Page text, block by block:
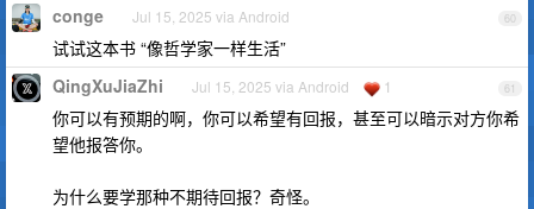
60
conge Jul 15, 2025 via Android
试试这本书 “像哲学家一样生活”
61
QingXuJiaZhi Jul 15, 2025 via Android 1
你可以有预期的啊，你可以希望有回报，甚至可以暗示对方你希
望他报答你。
为什么要学那种不期待回报？奇怪。